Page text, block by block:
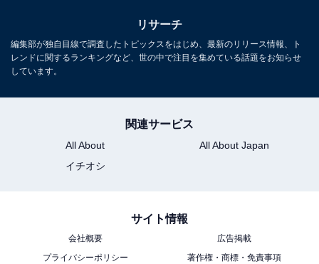
普段、同じブランドの商品を購入している商品カテゴリ
「普段同じブランドを購入している」商品がある、と回
答した855人に聞いた商品ジャンル上位10項目の中で、
普段同じ商品を購入するお気に入りのブランドがある中
品を購入しているかどうかを聞きました。
リサーチ
編集部が独自目線で調査したトピックスをはじめ、最新のリリース情報、ト
レンドに関するランキングなど、世の中で注目を集めている話題をお知らせ
しています。
関連サービス
All About
All About Japan
イチオシ
サイト情報
会社概要
広告掲載
プライバシーポリシー
著作権・商標・免責事項